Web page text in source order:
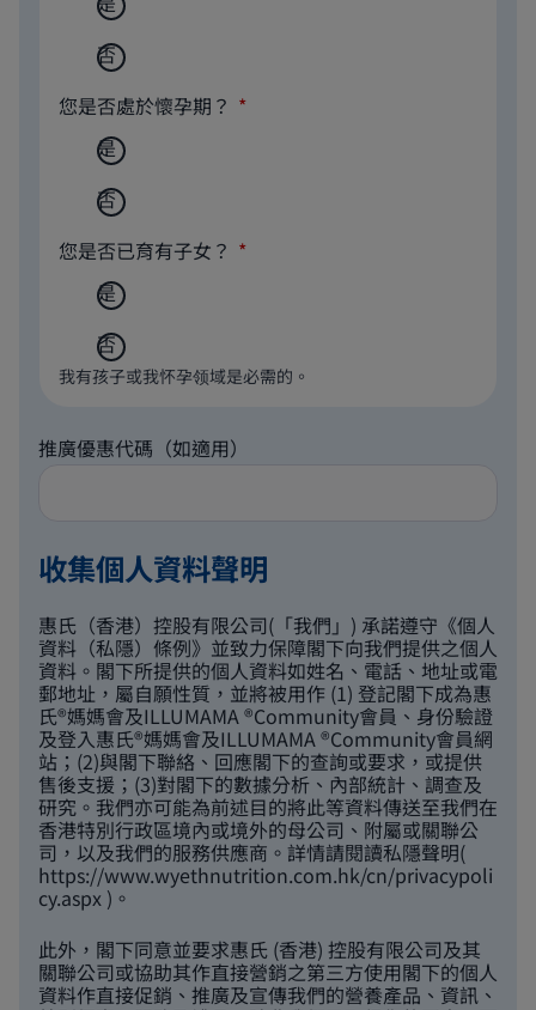
否
您是否處於懷孕期？
是
否
您是否已育有子女？
是
否
我有孩子或我怀孕领域是必需的。
推廣優惠代碼（如適用）
收集個人資料聲明
惠氏（香港）控股有限公司(「我們」) 承諾遵守《個人
資料（私隱）條例》並致力保障閣下向我們提供之個人
資料。閣下所提供的個人資料如姓名、電話、地址或電
郵地址，屬自願性質，並將被用作 (1) 登記閣下成為惠
氏®媽媽會及ILLUMAMA ®Community會員、身份驗證
及登入惠氏®媽媽會及ILLUMAMA ®Community會員網
站；(2)與閣下聯絡、回應閣下的查詢或要求，或提供
售後支援；(3)對閣下的數據分析、內部統計、調查及
研究。我們亦可能為前述目的將此等資料傳送至我們在
香港特別行政區境內或境外的母公司、附屬或關聯公
司，以及我們的服務供應商。詳情請閱讀私隱聲明(
https://www.wyethnutrition.com.hk/cn/privacypoli
cy.aspx )。
此外，閣下同意並要求惠氏 (香港) 控股有限公司及其
關聯公司或協助其作直接營銷之第三方使用閣下的個人
資料作直接促銷、推廣及宣傳我們的營養產品、資訊、